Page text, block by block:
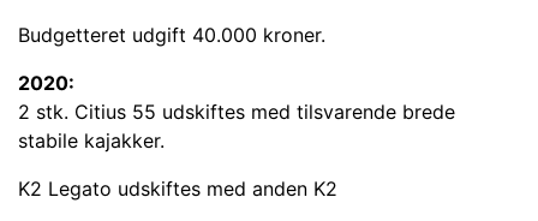
Budgetteret udgift 40.000 kroner.
2020:
2 stk. Citius 55 udskiftes med tilsvarende brede
stabile kajakker.
K2 Legato udskiftes med anden K2